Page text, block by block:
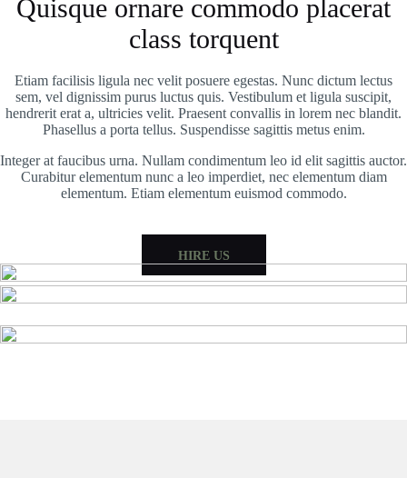
Quisque ornare commodo placerat
class torquent
Etiam facilisis ligula nec velit posuere egestas. Nunc dictum lectus
sem, vel dignissim purus luctus quis. Vestibulum et ligula suscipit,
hendrerit erat a, ultricies velit. Praesent convallis in lorem nec blandit.
Phasellus a porta tellus. Suspendisse sagittis metus enim.
Integer at faucibus urna. Nullam condimentum leo id elit sagittis auctor.
Curabitur elementum nunc a leo imperdiet, nec elementum diam
elementum. Etiam elementum euismod commodo.
HIRE US